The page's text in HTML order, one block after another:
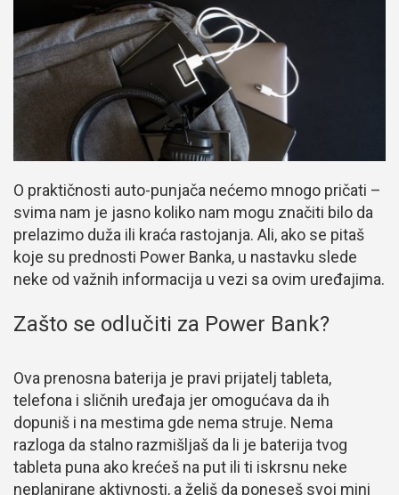
O praktičnosti auto-punjača nećemo mnogo pričati –
svima nam je jasno koliko nam mogu značiti bilo da
prelazimo duža ili kraća rastojanja. Ali, ako se pitaš
koje su prednosti Power Banka, u nastavku slede
neke od važnih informacija u vezi sa ovim uređajima.
Zašto se odlučiti za Power Bank?
Ova prenosna baterija je pravi prijatelj tableta,
telefona i sličnih uređaja jer omogućava da ih
dopuniš i na mestima gde nema struje. Nema
razloga da stalno razmišljaš da li je baterija tvog
tableta puna ako krećeš na put ili ti iskrsnu neke
neplanirane aktivnosti, a želiš da poneseš svoj mini